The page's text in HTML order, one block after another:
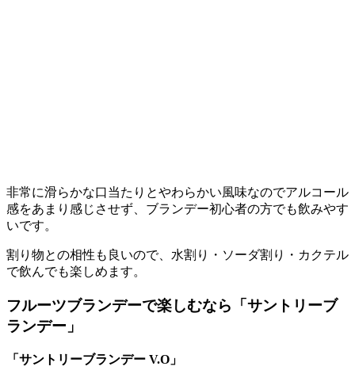
非常に滑らかな口当たりとやわらかい風味なのでアルコール
感をあまり感じさせず、ブランデー初心者の方でも飲みやす
いです。
割り物との相性も良いので、水割り・ソーダ割り・カクテル
で飲んでも楽しめます。
フルーツブランデーで楽しむなら「サントリーブ
ランデー」
「サントリーブランデー V.O」